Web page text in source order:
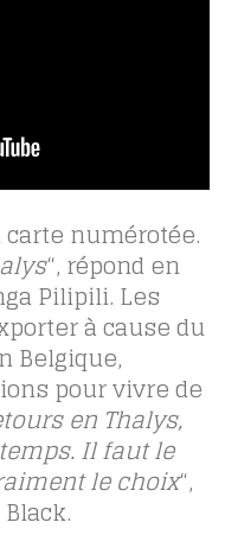
numérotée.
“, répond en
Pilipili. Les
à cause du
Belgique,
pour vivre de
en Thalys,
Il faut le
le choix“,